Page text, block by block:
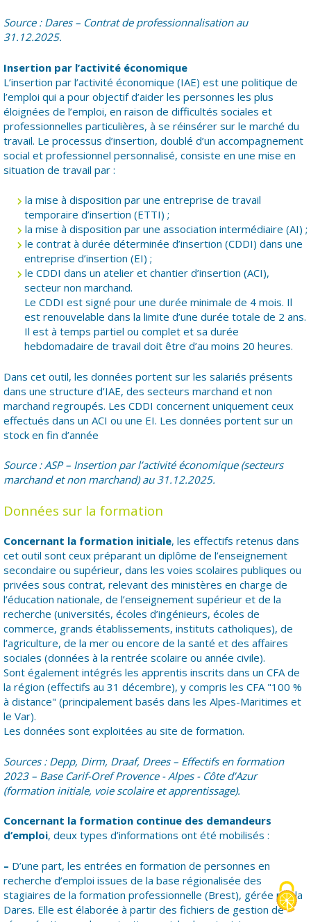
Source : Dares – Contrat de professionnalisation au
31.12.2025.
Insertion par l’activité économique
L’insertion par l’activité économique (IAE) est une politique de
l’emploi qui a pour objectif d’aider les personnes les plus
éloignées de l’emploi, en raison de difficultés sociales et
professionnelles particulières, à se réinsérer sur le marché du
travail. Le processus d’insertion, doublé d’un accompagnement
social et professionnel personnalisé, consiste en une mise en
situation de travail par :
la mise à disposition par une entreprise de travail
temporaire d’insertion (ETTI) ;
la mise à disposition par une association intermédiaire (AI) ;
le contrat à durée déterminée d’insertion (CDDI) dans une
entreprise d’insertion (EI) ;
le CDDI dans un atelier et chantier d’insertion (ACI),
secteur non marchand.
Le CDDI est signé pour une durée minimale de 4 mois. Il
est renouvelable dans la limite d’une durée totale de 2 ans.
Il est à temps partiel ou complet et sa durée
hebdomadaire de travail doit être d’au moins 20 heures.
Dans cet outil, les données portent sur les salariés présents
dans une structure d’IAE, des secteurs marchand et non
marchand regroupés. Les CDDI concernent uniquement ceux
effectués dans un ACI ou une EI. Les données portent sur un
stock en fin d’année
Source : ASP – Insertion par l’activité économique (secteurs
marchand et non marchand) au 31.12.2025.
Données sur la formation
Concernant la formation initiale, les effectifs retenus dans
cet outil sont ceux préparant un diplôme de l’enseignement
secondaire ou supérieur, dans les voies scolaires publiques ou
privées sous contrat, relevant des ministères en charge de
l’éducation nationale, de l’enseignement supérieur et de la
recherche (universités, écoles d’ingénieurs, écoles de
commerce, grands établissements, instituts catholiques), de
l’agriculture, de la mer ou encore de la santé et des affaires
sociales (données à la rentrée scolaire ou année civile).
Sont également intégrés les apprentis inscrits dans un CFA de
la région (effectifs au 31 décembre), y compris les CFA "100 %
à distance" (principalement basés dans les Alpes-Maritimes et
le Var).
Les données sont exploitées au site de formation.
Sources : Depp, Dirm, Draaf, Drees – Effectifs en formation
2023 – Base Carif-Oref Provence - Alpes - Côte d’Azur
(formation initiale, voie scolaire et apprentissage).
Concernant la formation continue des demandeurs
d’emploi, deux types d’informations ont été mobilisés :
– D’une part, les entrées en formation de personnes en
recherche d’emploi issues de la base régionalisée des
stagiaires de la formation professionnelle (Brest), gérée par la
Dares. Elle est élaborée à partir des fichiers de gestion de